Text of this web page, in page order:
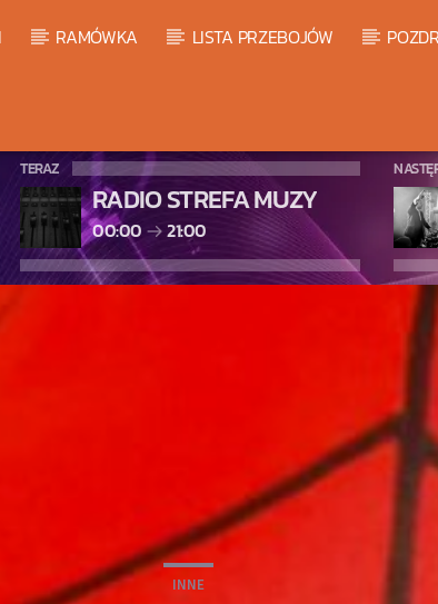
RAMÓWKA LISTA PRZEBOJÓW
TERAZ
RADIO STREFA MUZY
00:00 21:00
INNE